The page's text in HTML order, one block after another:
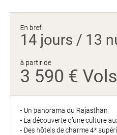
En bref
14 jours / 13
à partir de
3 590 €
- Un panorama du Rajasthan
- La découverte d’une culture
- Des hôtels de charme 4*